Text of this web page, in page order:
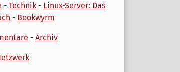
-Technik - Linux-Server: Das
- Bookwyrm
-Archiv